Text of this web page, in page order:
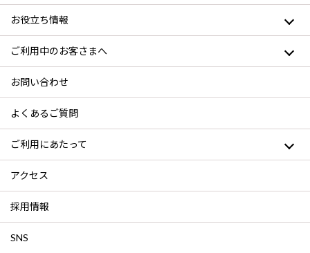
お役立ち情報
ご利用中のお客さまへ
お問い合わせ
よくあるご質問
ご利用にあたって
アクセス
採用情報
SNS